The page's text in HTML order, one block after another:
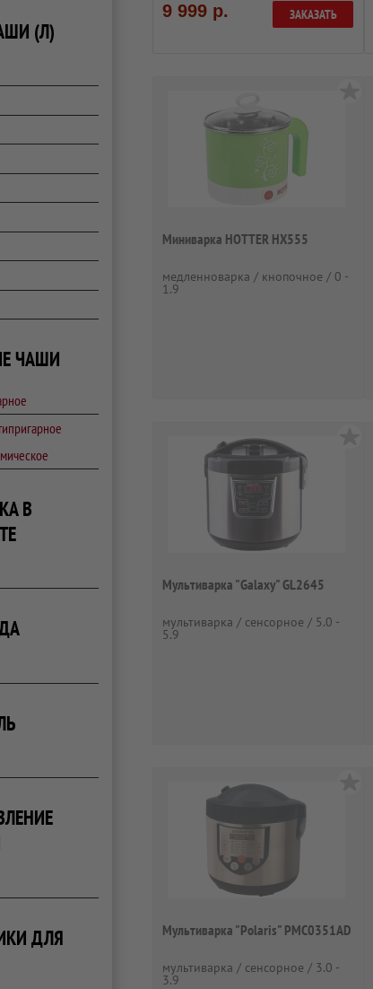
(Л)
ЧАШИ
В
ДЛЯ
9 999 р. ЗАКАЗАТЬ
Миниварка HOTTER HX555
медленноварка / кнопочное / 0 -
1.9
Мультиварка "Galaxy" GL2645
мультиварка / сенсорное / 5.0 -
5.9
Мультиварка "Polaris" PMC0351AD
мультиварка / сенсорное / 3.0 -
3.9